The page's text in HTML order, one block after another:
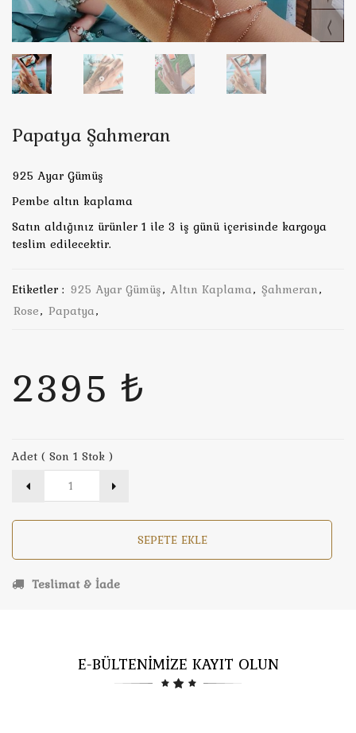
Papatya Şahmeran
925 Ayar Gümüş
Pembe altın kaplama
Satın aldığınız ürünler 1 ile 3 iş günü içerisinde kargoya
teslim edilecektir.
Etiketler : 925 Ayar Gümüş, Altın Kaplama, Şahmeran,
Rose, Papatya,
2395 ₺
Adet ( Son 1 Stok )
SEPETE EKLE
Teslimat & İade
E-BÜLTENİMİZE KAYIT OLUN